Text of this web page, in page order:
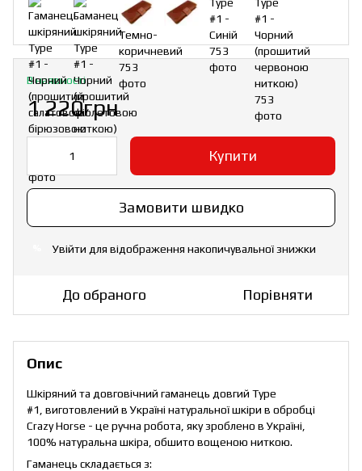
В наявності
1 220грн
Купити
Замовити швидко
Увійти для відображення накопичувальної знижки
До обраного Порівняти
Опис
Шкіряний та довговічний гаманець довгий Type
#1, виготовлений в Україні натуральної шкіри в обробці
Crazy Horse - це ручна робота, яку зроблено в Україні,
100% натуральна шкіра, обшито вощеною ниткою.
Гаманець складається з: